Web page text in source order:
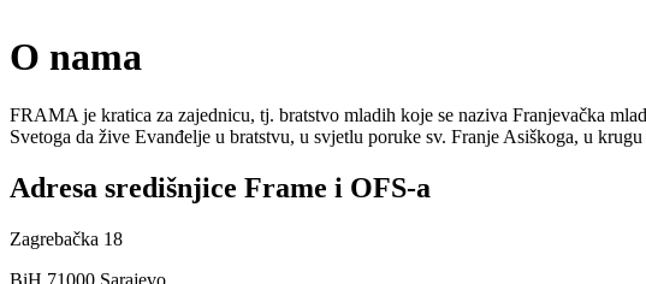
O nama
FRAMA je kratica za zajednicu, tj. bratstvo mladih koje se naziva Franjevačka
Svetoga da žive Evanđelje u bratstvu, u svjetlu poruke sv. Franje Asiškoga, u
Adresa središnjice Frame i OFS-a
Zagrebačka 18